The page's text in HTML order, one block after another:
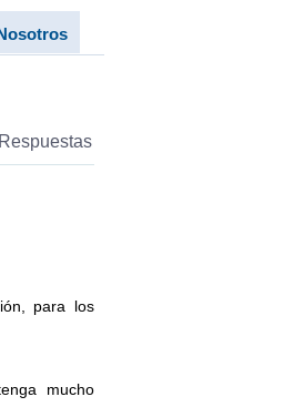
para los
mucho